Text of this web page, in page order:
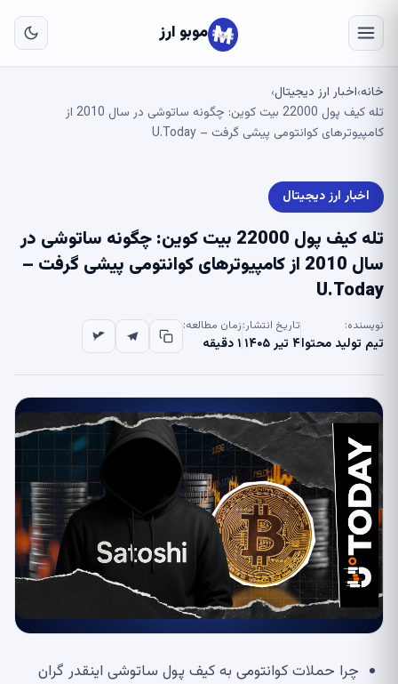
موبو ارز
خانه›اخبار ارز دیجیتال›
تله کیف پول 22000 بیت کوین: چگونه ساتوشی در سال 2010 از
کامپیوترهای کوانتومی پیشی گرفت – U.Today
اخبار ارز دیجیتال
تله کیف پول 22000 بیت کوین: چگونه ساتوشی در
سال 2010 از کامپیوترهای کوانتومی پیشی گرفت –
U.Today
نویسنده:
تیم تولید محتوا
تاریخ انتشار:
۴ تیر ۱۴۰۵
زمان مطالعه:
۱ دقیقه
چرا حملات کوانتومی به کیف پول ساتوشی اینقدر گران